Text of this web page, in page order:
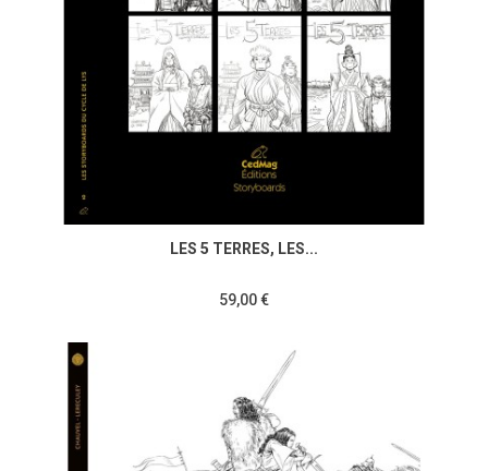
LES 5 TERRES, LES...
59,00 €